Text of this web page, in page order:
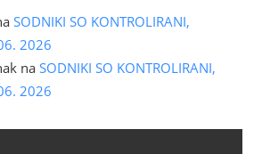
SODNIKI SO KONTROLIRANI,
2026
na SODNIKI SO KONTROLIRANI,
2026